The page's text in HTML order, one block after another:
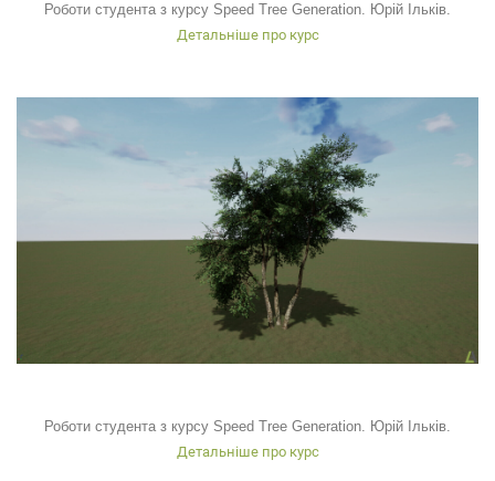
Роботи студента з курсу Speed Tree Generation. Юрій Ільків.
Детальніше про курс
Роботи студента з курсу Speed Tree Generation. Юрій Ільків.
Детальніше про курс